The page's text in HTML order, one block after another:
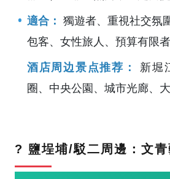
適合： 獨遊者、重視社交氛
包客、女性旅人、預算有限者
酒店周边景点推荐：
新堀
圈、中央公園、城市光廊、大
? 鹽埕埔/駁二周邊：文